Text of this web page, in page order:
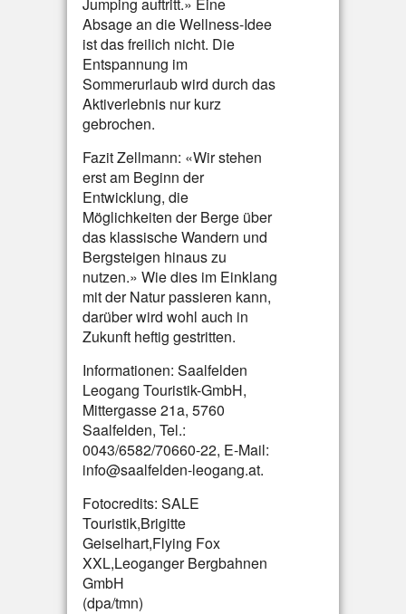
Absage an die Wellness-Idee
ist das freilich nicht. Die
Entspannung im
Sommerurlaub wird durch das
Aktiverlebnis nur kurz
gebrochen.
Fazit Zellmann: «Wir stehen
erst am Beginn der
Entwicklung, die
Möglichkeiten der Berge über
das klassische Wandern und
Bergsteigen hinaus zu
nutzen.» Wie dies im Einklang
mit der Natur passieren kann,
darüber wird wohl auch in
Zukunft heftig gestritten.
Informationen: Saalfelden
Leogang Touristik-GmbH,
Mittergasse 21a, 5760
Saalfelden, Tel.:
0043/6582/70660-22, E-Mail:
info@saalfelden-leogang.at.
Fotocredits: SALE
Touristik,Brigitte
Geiselhart,Flying Fox
XXL,Leoganger Bergbahnen
GmbH
(dpa/tmn)